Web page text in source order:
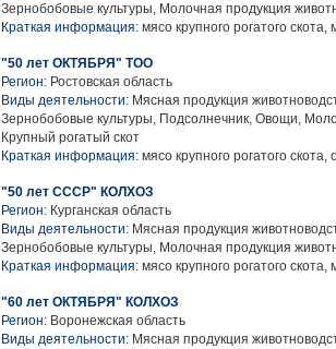
Зернобобовые культуры, Молочная продукция
Краткая информация: мясо крупного рогатого скота,
"50 лет ОКТЯБРЯ" ТОО
Регион: Ростовская область
Виды деятельности: Мясная продукция
Зернобобовые культуры, Подсолнечник, Овощи,
Крупный рогатый скот
Краткая информация: мясо крупного рогатого
"50 лет СССР" КОЛХОЗ
Регион: Курганская область
Виды деятельности: Мясная продукция
Зернобобовые культуры, Молочная продукция
Краткая информация: мясо крупного рогатого скота,
"60 лет ОКТЯБРЯ" КОЛХОЗ
Регион: Воронежская область
Виды деятельности: Мясная продукция